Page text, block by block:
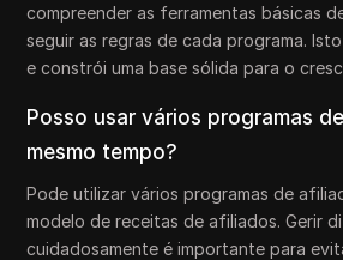
compreender as ferramentas básicas
seguir as regras de cada programa.
e constrói uma base sólida para o
Posso usar vários programas
mesmo tempo?
Pode utilizar vários programas de
modelo de receitas de afiliados. Gerir
cuidadosamente é importante para